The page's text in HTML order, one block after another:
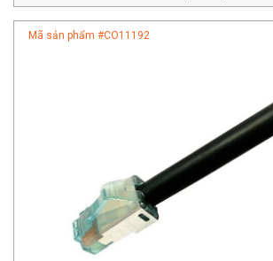
Mã sản phẩm #CO11192